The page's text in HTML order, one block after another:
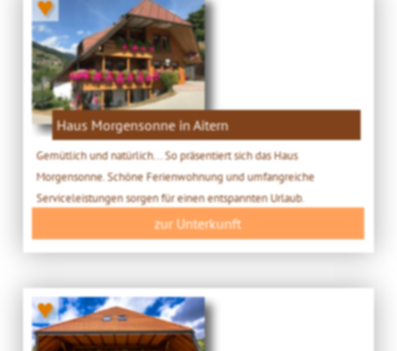
Haus Morgensonne in Aitern
Gemütlich und natürlich... So präsentiert sich das Haus
Morgensonne. Schöne Ferienwohnung und umfangreiche
Serviceleistungen sorgen für einen entspannten Urlaub.
zur Unterkunft
♥